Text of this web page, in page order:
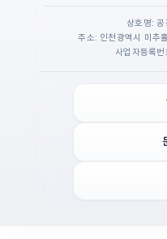
상호명: 공
주소: 인천광역시 미
사업자등록